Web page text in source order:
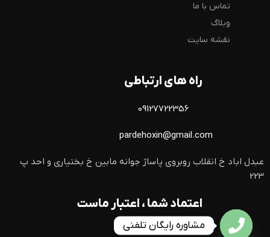
تماس با ما
وبلاگ
نقشه سایت
راه های ارتباطی
09127722356
pardehoxin@gmail.com
عبدل اباد خ انقلاب روبروی پاساژ جوانه مابین خ بختیاری و احد پ
223
اعتماد شما ، اعتبار ماست
مشاوره رایگان تلفنی